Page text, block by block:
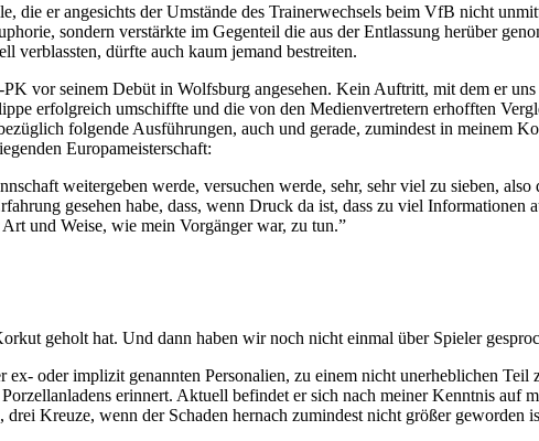
die er angesichts der Umstände des Trainerwechsels beim VfB nicht
sondern verstärkte im Gegenteil die aus der Entlassung herüber
verblassten, dürfte auch kaum jemand bestreiten.
vor seinem Debüt in Wolfsburg angesehen. Kein Auftritt, mit dem er
erfolgreich umschiffte und die von den Medienvertretern erhofften
folgende Ausführungen, auch und gerade, zumindest in meinem
Europameisterschaft:
weitergeben werde, versuchen werde, sehr, sehr viel zu sieben,
gesehen habe, dass, wenn Druck da ist, dass zu viel Informationen
und Weise, wie mein Vorgänger war, zu tun.”
geholt hat. Und dann haben wir noch nicht einmal über Spieler
oder implizit genannten Personalien, zu einem nicht unerheblichen Teil
erinnert. Aktuell befindet er sich nach meiner Kenntnis auf
Kreuze, wenn der Schaden hernach zumindest nicht größer geworden